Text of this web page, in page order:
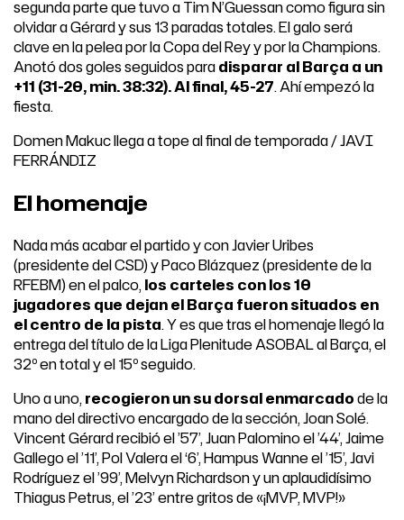
segunda parte que tuvo a Tim N’Guessan como figura sin
olvidar a Gérard y sus 13 paradas totales. El galo será
clave en la pelea por la Copa del Rey y por la Champions.
Anotó dos goles seguidos paradisparar al Barça a un
+11 (31-20, min. 38:32). Al final, 45-27. Ahí empezó la
fiesta.
Domen Makuc llega a tope al final de temporada / JAVI
FERRÁNDIZ
El homenaje
Nada más acabar el partido y con Javier Uribes
(presidente del CSD) y Paco Blázquez (presidente de la
RFEBM) en el palco,los carteles con los 10
jugadores que dejan el Barça fueron situados en
el centro de la pista. Y es que tras el homenaje llegó la
entrega del título de la Liga Plenitude ASOBAL al Barça, el
32º en total y el 15º seguido.
Uno a uno,recogieron un su dorsal enmarcadode la
mano del directivo encargado de la sección, Joan Solé.
Vincent Gérard recibió el ’57’, Juan Palomino el ’44’, Jaime
Gallego el ’11’, Pol Valera el ‘6’, Hampus Wanne el ’15’, Javi
Rodríguez el ’99’, Melvyn Richardson y un aplaudidísimo
Thiagus Petrus, el ’23’ entre gritos de «¡MVP, MVP!»